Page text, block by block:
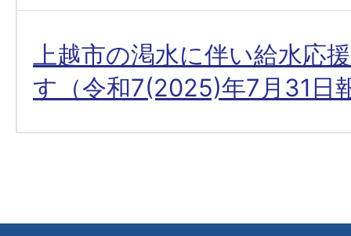
上越市の渇水に伴い給水応
す（令和7(2025)年7月31日